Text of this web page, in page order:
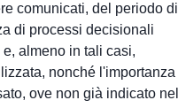
comunicati, del periodo di
di processi decisionali
almeno in tali casi,
nonché l'importanza
ove non già indicato nel